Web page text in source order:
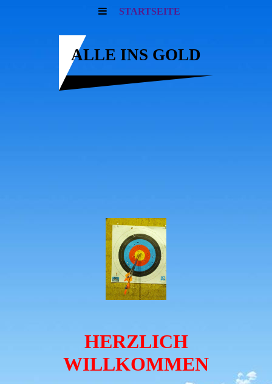
STARTSEITE
ALLE INS GOLD
HERZLICH
WILLKOMMEN